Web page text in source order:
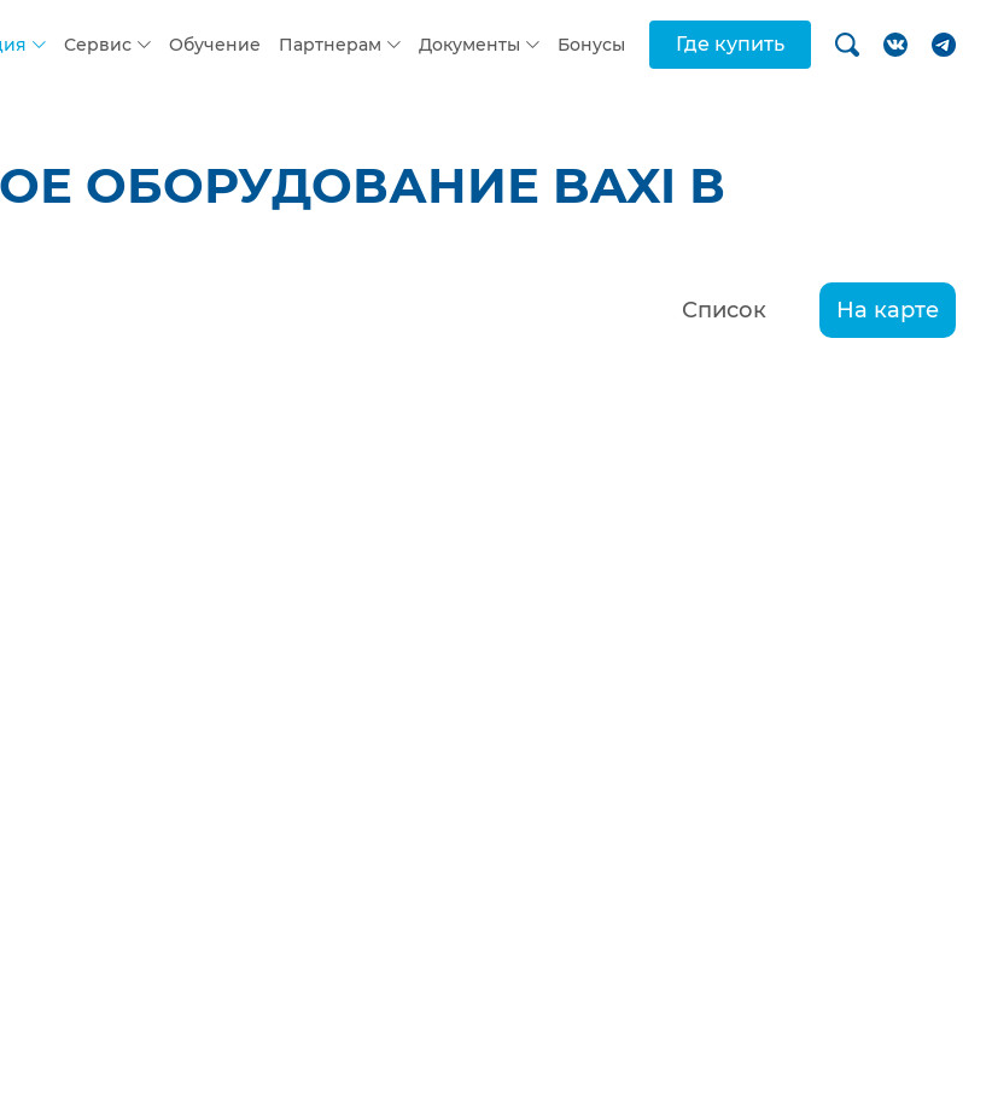
Сервис Обучение Партнерам Документы Бонусы Где купить
ОБОРУДОВАНИЕ BAXI В
Список На карте